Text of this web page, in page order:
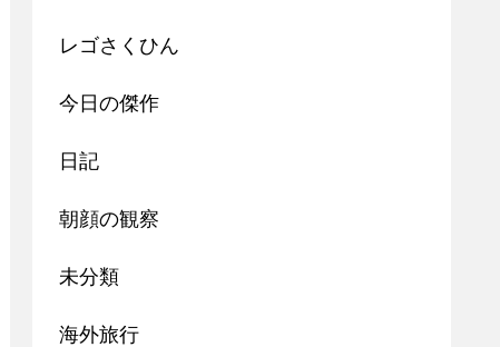
レゴさくひん
今日の傑作
日記
朝顔の観察
未分類
海外旅行